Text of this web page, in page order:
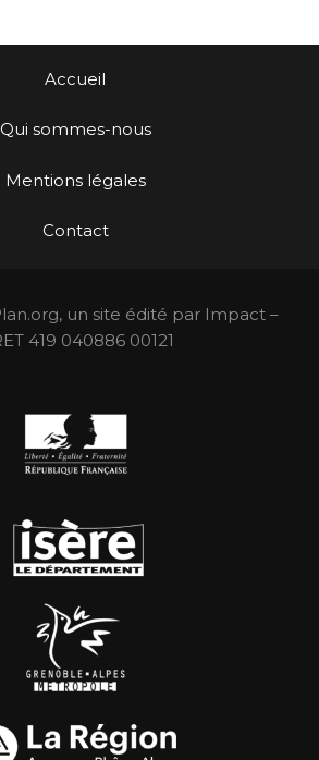
Accueil
Qui sommes-nous
Mentions légales
Contact
un site édité par Impact –
419 040886 00121